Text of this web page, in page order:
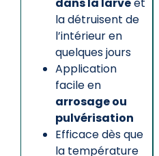
dans la larveet
la détruisent de
l’intérieur en
quelques jours
Application
facile en
arrosage ou
pulvérisation
Efficace dès que
la température